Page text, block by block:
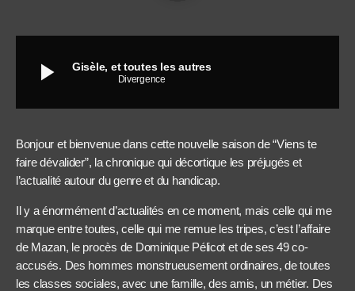
play_arrow Gisèle, et toutes les autres
Divergence
Bonjour et bienvenue dans cette nouvelle saison de “Viens te
faire dévalider”, la chronique qui décortique les préjugés et
l’actualité autour du genre et du handicap.
Il y a énormément d’actualités en ce moment, mais celle qui me
marque entre toutes, celle qui me remue les tripes, c’est l’affaire
de Mazan, le procès de Dominique Pélicot et de ses 49 co-
accusés. Des hommes monstrueusement ordinaires, de toutes
les classes sociales, avec une famille, des amis, un métier. Des